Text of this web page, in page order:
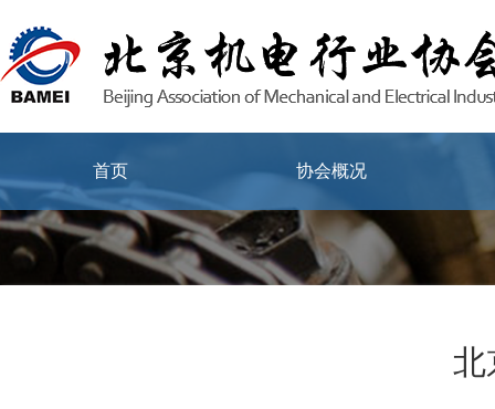
首页 协会概况
北